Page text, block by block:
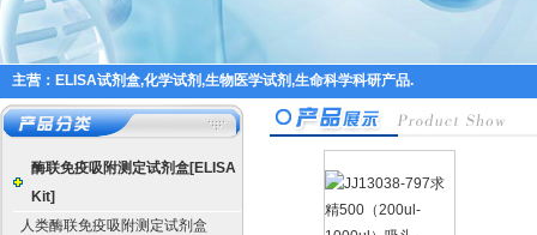
主营：ELISA试剂盒,化学试剂,生物医学试剂,生命科学科研产品.
酶联免疫吸附测定试剂盒[ELISA
Kit]
人类酶联免疫吸附测定试剂盒